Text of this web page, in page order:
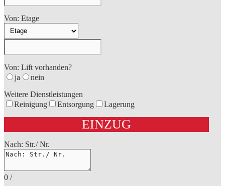
Von: Etage
Von: Lift vorhanden?
ja
nein
Weitere Dienstleistungen
Reinigung
Entsorgung Lagerung
EINZUG
Nach: Str./ Nr.
0 /